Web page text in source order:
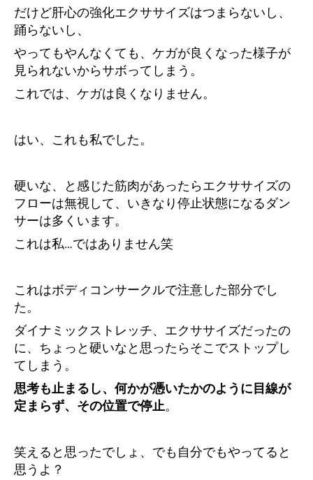
だけど肝心の強化エクササイズはつまらないし、
踊らないし、
やってもやんなくても、ケガが良くなった様子が
見られないからサボってしまう。
これでは、ケガは良くなりません。
はい、これも私でした。
硬いな、と感じた筋肉があったらエクササイズの
フローは無視して、いきなり停止状態になるダン
サーは多くいます。
これは私…ではありません笑
これはボディコンサークルで注意した部分でし
た。
ダイナミックストレッチ、エクササイズだったの
に、 ちょっと硬いなと思ったらそこでストップし
てしまう。
思考も止まるし、何かが憑いたかのように目線が
定まらず、その位置で停止。
笑えると思ったでしょ、でも自分でもやってると
思うよ？